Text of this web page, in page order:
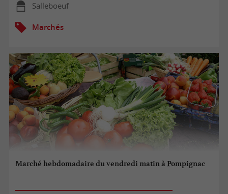
Salleboeuf
Marchés
Marché hebdomadaire du vendredi matin à Pompignac